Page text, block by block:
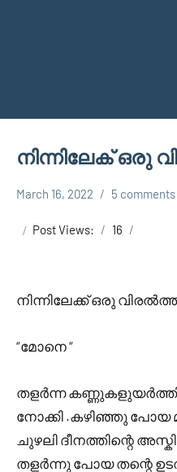
നിന്നിലേക് ഒരു
March 16, 2022
Cm
5 comments
Post Views: 16
നിന്നിലേക്ക്‌ ഒരു
“മോനെ “
തളർന്ന
നോക്കി .കഴിഞ്ഞു പോയ
ചുഴലി ദീനത്തിന്റെ
തളർന്നു പോയ തന്റെ